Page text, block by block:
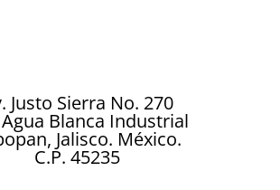
Justo Sierra No. 270
Blanca Industrial
Jalisco. México.
C.P. 45235